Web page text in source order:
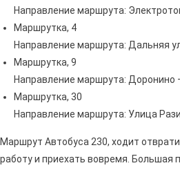
Направление маршрута:
Маршрутка, 4
Направление маршрута: Дальняя
Маршрутка, 9
Направление маршрута: Доронино
Маршрутка, 30
Направление маршрута: Улица
Маршрут Автобуса 230, ходит
работу и приехать вовремя. Большая